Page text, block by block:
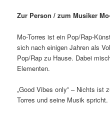
Zur Person / zum Musiker
Mo-Torres ist ein Pop/Rap-
sich nach einigen Jahren als
Pop/Rap zu Hause. Dabei
Elementen.
„Good Vibes only” – Nichts ist
Torres und seine Musik